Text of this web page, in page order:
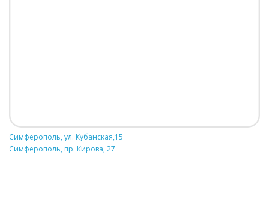
Симферополь, ул. Кубанская,15
Симферополь, пр. Кирова, 27